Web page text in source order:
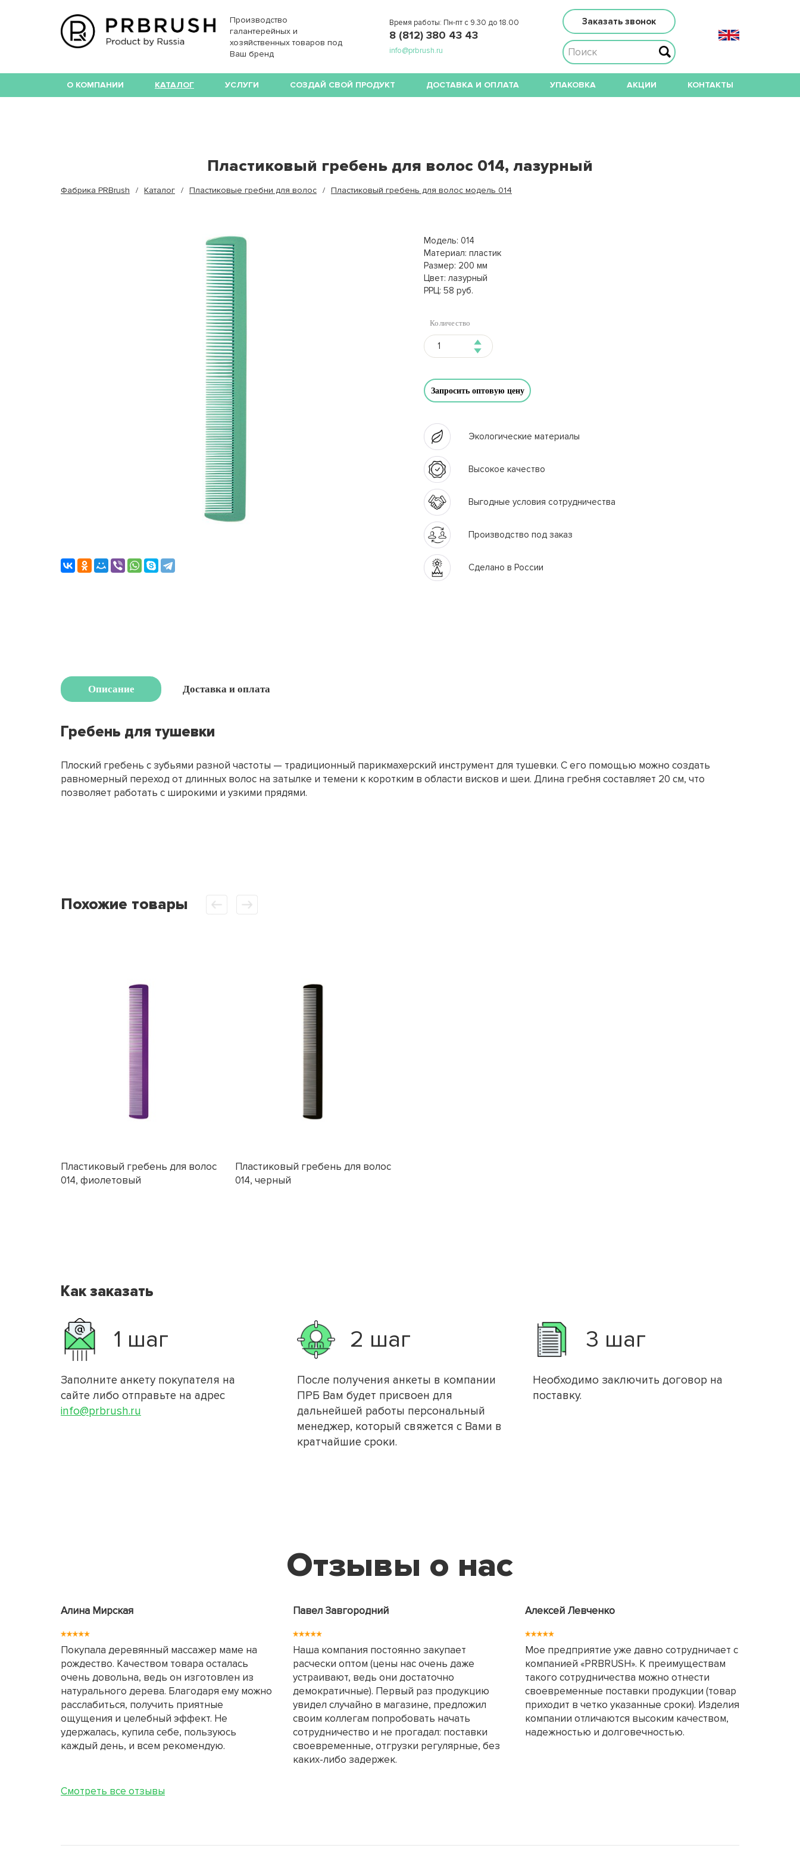
Производство
галантерейных и
хозяйственных товаров под
Ваш бренд
Время работы: Пн-пт с 9.30 до 18.00
8 (812) 380 43 43
info@prbrush.ru
Заказать звонок
О КОМПАНИИ КАТАЛОГ УСЛУГИ СОЗДАЙ СВОЙ ПРОДУКТ ДОСТАВКА И ОПЛАТА УПАКОВКА АКЦИИ КОНТАКТЫ
Пластиковый гребень для волос 014, лазурный
Фабрика PRBrush Каталог Пластиковые гребни для волос Пластиковый гребень для волос модель 014
Модель: 014
Материал: пластик
Размер: 200 мм
Цвет: лазурный
РРЦ: 58 руб.
Количество
Запросить оптовую цену
Экологические материалы
Высокое качество
Выгодные условия сотрудничества
Производство под заказ
Сделано в России
Описание Доставка и оплата
Гребень для тушевки
Плоский гребень с зубьями разной частоты — традиционный парикмахерский инструмент для тушевки. С его помощью можно создать
равномерный переход от длинных волос на затылке и темени к коротким в области висков и шеи. Длина гребня составляет 20 см, что
позволяет работать с широкими и узкими прядями.
Похожие товары
Пластиковый гребень для волос
014, фиолетовый
Пластиковый гребень для волос
014, черный
Как заказать
1 шаг
Заполните анкету покупателя на
сайте либо отправьте на адрес
info@prbrush.ru
2 шаг
После получения анкеты в компании
ПРБ Вам будет присвоен для
дальнейшей работы персональный
менеджер, который свяжется с Вами в
кратчайшие сроки.
3 шаг
Необходимо заключить договор на
поставку.
Отзывы о нас
Алина Мирская
Покупала деревянный массажер маме на
рождество. Качеством товара осталась
очень довольна, ведь он изготовлен из
натурального дерева. Благодаря ему можно
расслабиться, получить приятные
ощущения и целебный эффект. Не
удержалась, купила себе, пользуюсь
каждый день, и всем рекомендую.
Павел Завгородний
Наша компания постоянно закупает
расчески оптом (цены нас очень даже
устраивают, ведь они достаточно
демократичные). Первый раз продукцию
увидел случайно в магазине, предложил
своим коллегам попробовать начать
сотрудничество и не прогадал: поставки
своевременные, отгрузки регулярные, без
каких-либо задержек.
Алексей Левченко
Мое предприятие уже давно сотрудничает с
компанией «PRBRUSH». К преимуществам
такого сотрудничества можно отнести
своевременные поставки продукции (товар
приходит в четко указанные сроки). Изделия
компании отличаются высоким качеством,
надежностью и долговечностью.
Смотреть все отзывы